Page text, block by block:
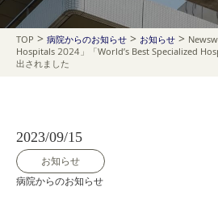
TOP > 病院からのお知らせ > お知らせ >
Hospitals 2024」「World’s Best Specialized
出されました
2023/09/15
お知らせ
病院からのお知らせ